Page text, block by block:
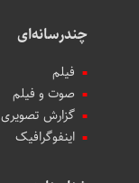
چندرسانه‌ای
فیلم
صوت و فیلم
گزارش تصویری
اینفوگرافیک